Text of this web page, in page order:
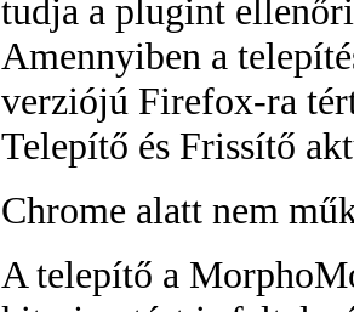
tudja a plugint
Amennyiben a
verziójú Firefox-ra
Telepítő és Frissítő
Chrome alatt nem
A telepítő a